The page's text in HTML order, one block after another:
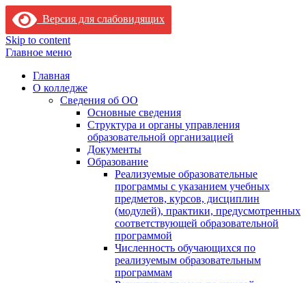
Версия для слабовидящих
Skip to content
Главное меню
Главная
О колледже
Сведения об ОО
Основные сведения
Структура и органы управления
образовательной организацией
Документы
Образование
Реализуемые образовательные
программы с указанием учебных
предметов, курсов, дисциплин
(модулей), практики, предусмотренных
соответствующей образовательной
программой
Численность обучающихся по
реализуемым образовательным
программам